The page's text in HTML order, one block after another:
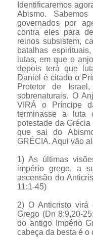
Identificaremos
Abismo.
governados por
contra eles para
reinos subsistem,
batalhas
lutas, em que o
depois terá que
Daniel é citado o
Protetor de
sobrenaturais. O
VIRÁ o Príncipe
terminasse a luta
potestade da
que sai do
GRÉCIA. Aqui vão
1) As últimas
império grego, a
ascensão do
11:1-45)
2) O Anticristo
Grego (Dn 8:9,20-
do antigo Império
cabeça da besta é o